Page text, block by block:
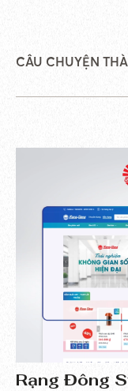
CÂU CHUYỆN
Rạng Đông